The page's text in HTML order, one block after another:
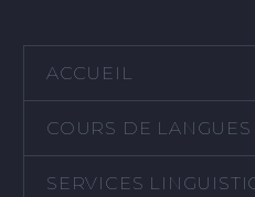
ACCUEIL
COURS DE LANGUES
SERVICES